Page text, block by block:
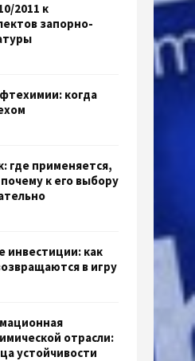
2011 к
запорно-
когда
где применяется,
к его выбору
инвестиции: как
в игру
отрасли:
устойчивости